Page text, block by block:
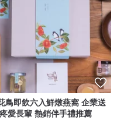
即飲六入鮮燉燕窩 企業送
愛長輩 熱銷伴手禮推薦